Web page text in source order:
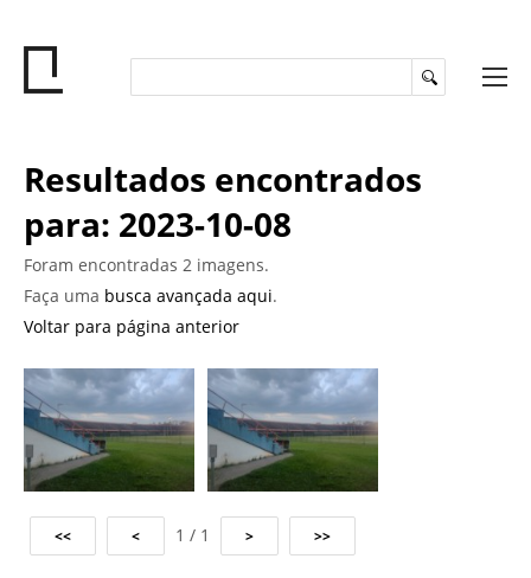
Resultados encontrados
para: 2023-10-08
Foram encontradas 2 imagens.
Faça uma busca avançada aqui.
Voltar para página anterior
1 / 1